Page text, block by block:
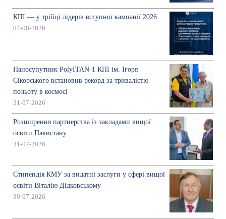
КПІ — у трійці лідерів вступної кампанії 2026
04-08-2026
Наносупутник PolyITAN-1 КПІ ім. Ігоря
Сікорського встановив рекорд за тривалістю
польоту в космосі
31-07-2026
Розширення партнерства із закладами вищої
освіти Пакистану
31-07-2026
Стипендія КМУ за видатні заслуги у сфері вищої
освіти Віталію Дідковському
30-07-2026